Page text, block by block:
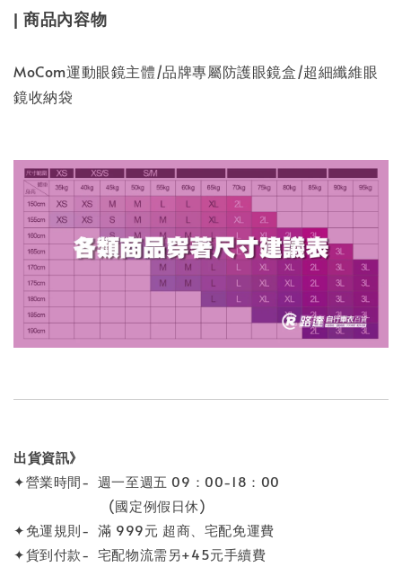
| 商品內容物
MoCom運動眼鏡主體/品牌專屬防護眼鏡盒/超細纖維眼
鏡收納袋
出貨資訊》
✦營業時間- 週一至週五 09：00-18：00
(國定例假日休)
✦免運規則- 滿 999元 超商、宅配免運費
✦貨到付款- 宅配物流需另+45元手續費